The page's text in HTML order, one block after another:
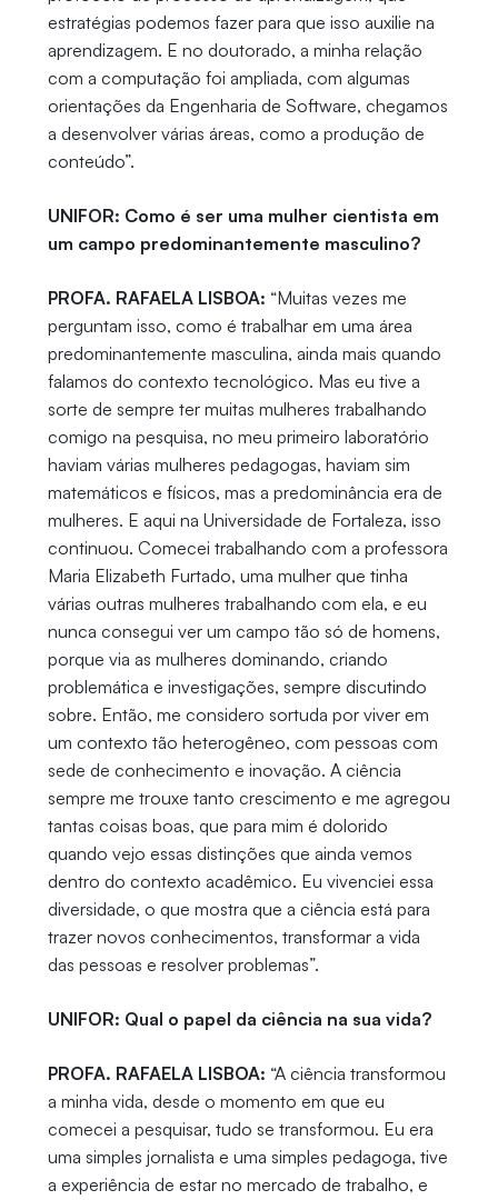
estratégias podemos fazer para que isso auxilie na
aprendizagem. E no doutorado, a minha relação
com a computação foi ampliada, com algumas
orientações da Engenharia de Software, chegamos
a desenvolver várias áreas, como a produção de
conteúdo”.
UNIFOR: Como é ser uma mulher cientista em
um campo predominantemente masculino?
PROFA. RAFAELA LISBOA: “Muitas vezes me
perguntam isso, como é trabalhar em uma área
predominantemente masculina, ainda mais quando
falamos do contexto tecnológico. Mas eu tive a
sorte de sempre ter muitas mulheres trabalhando
comigo na pesquisa, no meu primeiro laboratório
haviam várias mulheres pedagogas, haviam sim
matemáticos e físicos, mas a predominância era de
mulheres. E aqui na Universidade de Fortaleza, isso
continuou. Comecei trabalhando com a professora
Maria Elizabeth Furtado, uma mulher que tinha
várias outras mulheres trabalhando com ela, e eu
nunca consegui ver um campo tão só de homens,
porque via as mulheres dominando, criando
problemática e investigações, sempre discutindo
sobre. Então, me considero sortuda por viver em
um contexto tão heterogêneo, com pessoas com
sede de conhecimento e inovação. A ciência
sempre me trouxe tanto crescimento e me agregou
tantas coisas boas, que para mim é dolorido
quando vejo essas distinções que ainda vemos
dentro do contexto acadêmico. Eu vivenciei essa
diversidade, o que mostra que a ciência está para
trazer novos conhecimentos, transformar a vida
das pessoas e resolver problemas”.
UNIFOR: Qual o papel da ciência na sua vida?
PROFA. RAFAELA LISBOA: “A ciência transformou
a minha vida, desde o momento em que eu
comecei a pesquisar, tudo se transformou. Eu era
uma simples jornalista e uma simples pedagoga, tive
a experiência de estar no mercado de trabalho, e